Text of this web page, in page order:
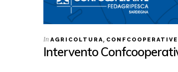
In AGRICOLTURA,
Intervento